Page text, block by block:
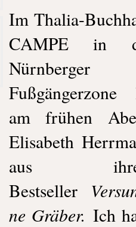
Im Thalia-
CAMPE in
Nürnberger
Fußgängerzone
am frühen
Elisabeth
aus
Bestseller
ne Gräber.Ich